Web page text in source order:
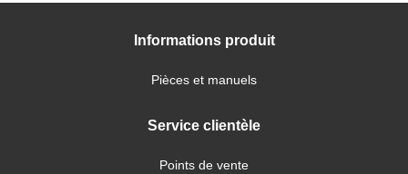
Informations produit
Pièces et manuels
Service clientèle
Points de vente